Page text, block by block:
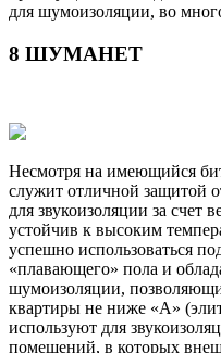
для шумоизоляции, во
8 ШУМАНЕТ
Несмотря на имеющийся
служит отличной защитой
для звукоизоляции за счет
устойчив к высоким
успешно использоваться
«плавающего» пола и
шумоизоляции,
квартиры не ниже «А»
используют для
помещений, в которых